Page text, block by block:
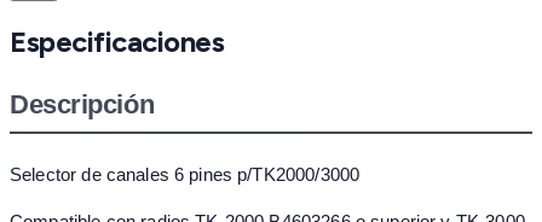
Especificaciones
Descripción
Selector de canales 6 pines p/TK2000/3000